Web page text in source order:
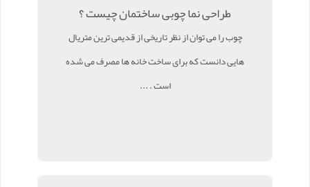
طراحی نما چوبی ساختمان چیست ؟
چوب را می توان از نظر تاریخی از قدیمی ترین متریال
هایی دانست که برای ساخت خانه ها مصرف می شده
است . ...